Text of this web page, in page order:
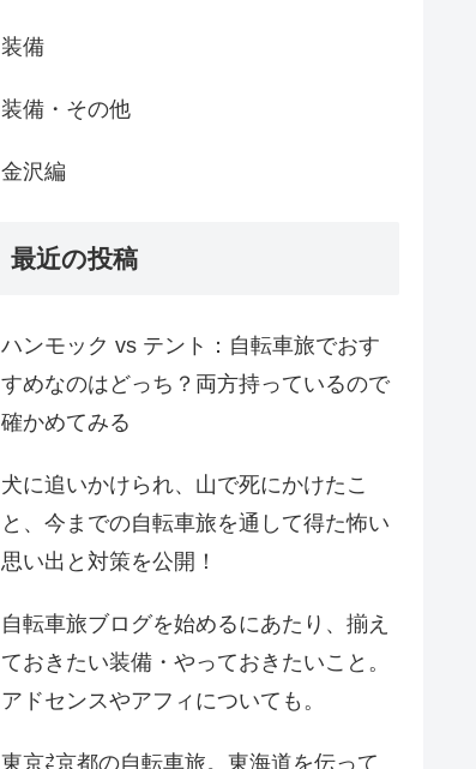
装備
装備・その他
金沢編
最近の投稿
ハンモック vs テント：自転車旅でおす
すめなのはどっち？両方持っているので
確かめてみる
犬に追いかけられ、山で死にかけたこ
と、今までの自転車旅を通して得た怖い
思い出と対策を公開！
自転車旅ブログを始めるにあたり、揃え
ておきたい装備・やっておきたいこと。
アドセンスやアフィについても。
東京⇄京都の自転車旅。東海道を伝って